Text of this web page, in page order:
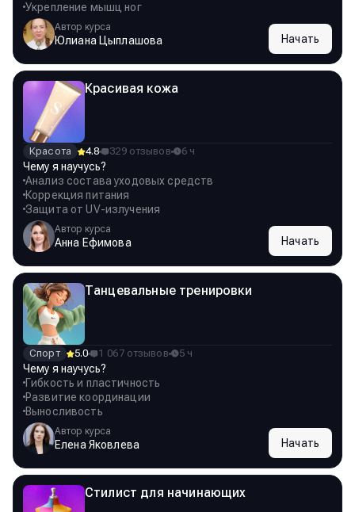
Укрепление мышц ног
Автор курса
Юлиана Цыплашова Начать
Красивая кожа
Красота 4.8 329 отзывов 6 ч
Чему я научусь?
Анализ состава уходовых средств
Коррекция питания
Защита от UV-излучения
Автор курса
Анна Ефимова Начать
Танцевальные тренировки
Спорт 5.0 1 067 отзывов 5 ч
Чему я научусь?
Гибкость и пластичность
Развитие координации
Выносливость
Автор курса
Елена Яковлева Начать
Стилист для начинающих